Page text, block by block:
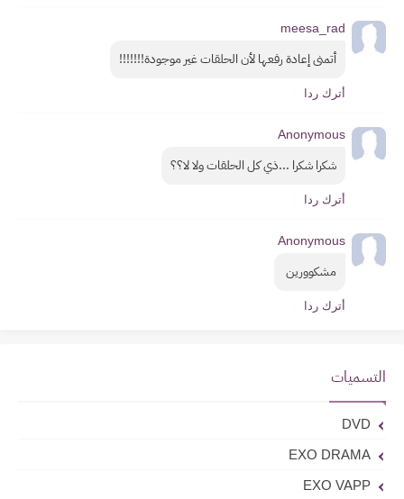
meesa_rad
أتمنى إعادة رفعها لأن الحلقات غير موجودة!!!!!!!
أترك ردا
Anonymous
شكرا شكرا ...ذي كل الحلقات ولا لا؟؟
أترك ردا
Anonymous
مشكوورين
أترك ردا
التسميات
DVD
EXO DRAMA
EXO VAPP